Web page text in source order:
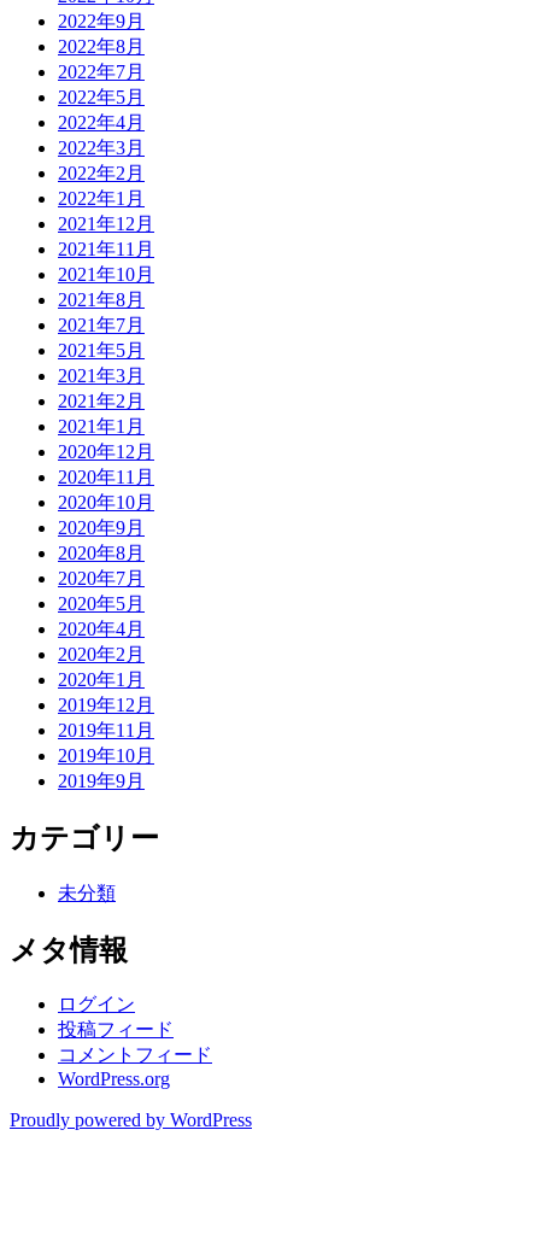
2022年9月
2022年8月
2022年7月
2022年5月
2022年4月
2022年3月
2022年2月
2022年1月
2021年12月
2021年11月
2021年10月
2021年8月
2021年7月
2021年5月
2021年3月
2021年2月
2021年1月
2020年12月
2020年11月
2020年10月
2020年9月
2020年8月
2020年7月
2020年5月
2020年4月
2020年2月
2020年1月
2019年12月
2019年11月
2019年10月
2019年9月
カテゴリー
未分類
メタ情報
ログイン
投稿フィード
コメントフィード
WordPress.org
Proudly powered by WordPress